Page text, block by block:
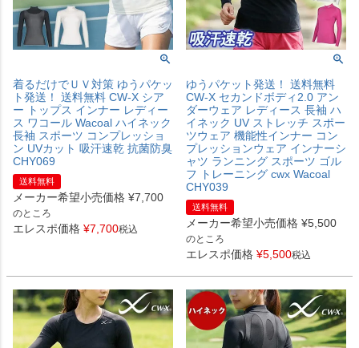
着るだけでＵＶ対策 ゆうパケッ
ト発送！ 送料無料 CW-X シア
ー トップス インナー レディー
ス ワコール Wacoal ハイネック
長袖 スポーツ コンプレッショ
ン UVカット 吸汗速乾 抗菌防臭
CHY069
送料無料
メーカー希望小売価格 ¥7,700
のところ
エレスポ価格 ¥7,700税込
ゆうパケット発送！ 送料無料
CW-X セカンドボディ2.0 アン
ダーウェア レディース 長袖 ハ
イネック UV ストレッチ スポー
ツウェア 機能性インナー コン
プレッションウェア インナーシ
ャツ ランニング スポーツ ゴル
フ トレーニング cwx Wacoal
CHY039
送料無料
メーカー希望小売価格 ¥5,500
のところ
エレスポ価格 ¥5,500税込